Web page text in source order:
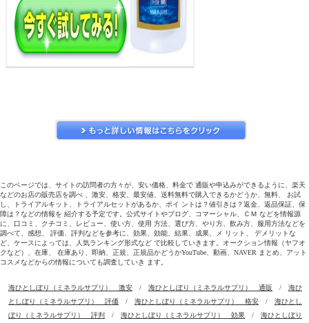
このページでは、サイトの訪問者の方々が、安い価格、料金で 通販や申込みができるように、楽天
などのお店の販売店を調べ 、激安、格安、最安値、送料無料で購入できるかどうか、無料、 お試
し、トライアルキット、トライアルセットがあるか、ポイ ントは？値引きは？返金、返品保証、保
障は？などの情報を 紹介する予定です。公式サイトやブログ、コマーシャル、ＣＭ などを情報源
に、口コミ、クチコミ、レビュー、使い方、使用 方法、選び方、やり方、飲み方、服用方法などを
調べて、感想、 評価、評判などを参考に、効果、効能、結果、成果、メ リット、 デメリットな
ど、ケースによっては、人気ランキング形式など で比較していきます。オークション情報（ヤフオ
クなど）、在庫、 在庫あり、即納、正規、正規品かどうかYouTube、動画、NAVER まとめ、アット
コスメなどからの情報についても調査していき ます。
海ひとしぼり（ミネラルサプリ） 激安 / 海ひとしぼり（ミネラルサプリ） 通販 / 海ひ
としぼり（ミネラルサプリ） 評価 / 海ひとしぼり（ミネラルサプリ） 格安 / 海ひとし
ぼり（ミネラルサプリ） 評判
/ 海ひとしぼり（ミネラルサプリ） 効果 / 海ひとしぼり